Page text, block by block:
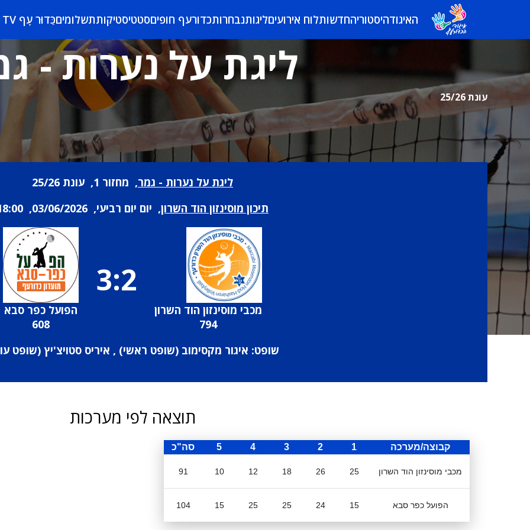
האיגודהיסטוריהחדשותלוח אירועיםליגותנבחרותכדורעף חופיםסטטיסטיקותתשלומיםכַּדוּר עָף TV
ליגת על נערות -
עונת 25/26
ליגת על נערות - גמר, מחזור 1, עונת 25/26
תיכון מוסינזון הוד השרון, יום יום רביעי, 03/06/2026, 18:00
מכבי מוסינזון הוד השרון
794
3:2
הפועל כפר סבא
608
שופט: איגור מקסימוב (שופט ראשי) , איריס סטויצ'יץ (שופט
תוצאה לפי מערכות
קבוצה/מערכה 1
2
3
4
5 סה"כ
מכבי מוסינזון הוד השרון 25
26
18
12
10
91
הפועל כפר סבא 15
24
25
25
15
104